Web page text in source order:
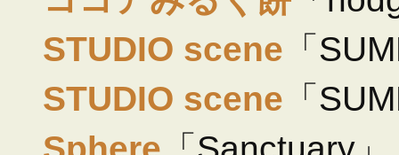
STUDIO scene 「
STUDIO scene 「